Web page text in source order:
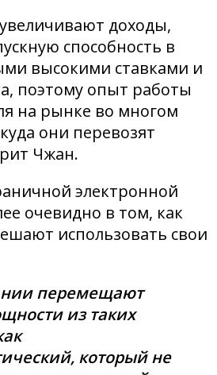
доходы,
способность в
высокими ставками и
поэтому опыт работы
на рынке во многом
они перевозят
Чжан.
электронной
очевидно в том, как
использовать свои
перемещают
из таких
который не